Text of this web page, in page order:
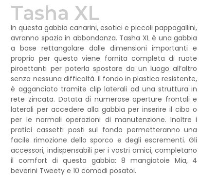
Tasha XL
In questa gabbia canarini, esotici e piccoli pappagallini,
avranno spazio in abbondanza. Tasha XL è una gabbia
a base rettangolare dalle dimensioni importanti e
proprio per questo viene fornita completa di ruote
piroettanti per poterla spostare da un luogo all’altro
senza nessuna difficoltà. Il fondo in plastica resistente,
è agganciato tramite clip laterali ad una struttura in
rete zincata. Dotata di numerose aperture frontali e
laterali per accedere alla gabbia per inserire il cibo o
per le normali operazioni di manutenzione. Inoltre i
pratici cassetti posti sul fondo permetteranno una
facile rimozione dello sporco e degli escrementi. Gli
accessori, indispensabili per i vostri amici, completano
il comfort di questa gabbia: 8 mangiatoie Mia, 4
beverini Tweety e 10 comodi posatoi.